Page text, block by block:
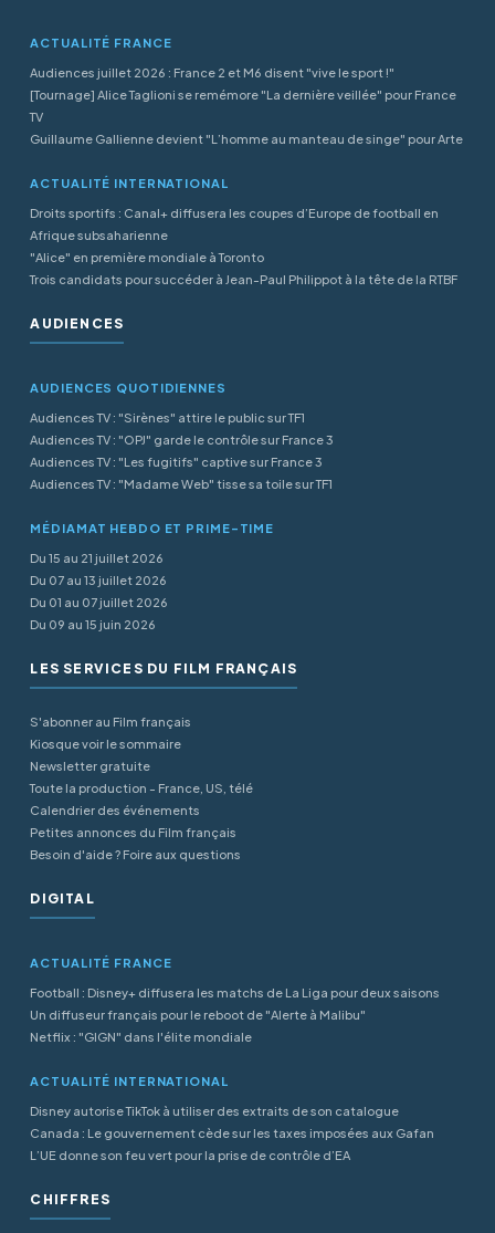
ACTUALITÉ FRANCE
Audiences juillet 2026 : France 2 et M6 disent "vive le sport !"
[Tournage] Alice Taglioni se remémore "La dernière veillée" pour France
TV
Guillaume Gallienne devient "L’homme au manteau de singe" pour Arte
ACTUALITÉ INTERNATIONAL
Droits sportifs : Canal+ diffusera les coupes d’Europe de football en
Afrique subsaharienne
"Alice" en première mondiale à Toronto
Trois candidats pour succéder à Jean-Paul Philippot à la tête de la RTBF
AUDIENCES
AUDIENCES QUOTIDIENNES
Audiences TV : "Sirènes" attire le public sur TF1
Audiences TV : "OPJ" garde le contrôle sur France 3
Audiences TV : "Les fugitifs" captive sur France 3
Audiences TV : "Madame Web" tisse sa toile sur TF1
MÉDIAMAT HEBDO ET PRIME-TIME
Du 15 au 21 juillet 2026
Du 07 au 13 juillet 2026
Du 01 au 07 juillet 2026
Du 09 au 15 juin 2026
LES SERVICES DU FILM FRANÇAIS
S'abonner au Film français
Kiosque voir le sommaire
Newsletter gratuite
Toute la production - France, US, télé
Calendrier des événements
Petites annonces du Film français
Besoin d'aide ? Foire aux questions
DIGITAL
ACTUALITÉ FRANCE
Football : Disney+ diffusera les matchs de La Liga pour deux saisons
Un diffuseur français pour le reboot de "Alerte à Malibu"
Netflix : "GIGN" dans l'élite mondiale
ACTUALITÉ INTERNATIONAL
Disney autorise TikTok à utiliser des extraits de son catalogue
Canada : Le gouvernement cède sur les taxes imposées aux Gafan
L’UE donne son feu vert pour la prise de contrôle d’EA
CHIFFRES